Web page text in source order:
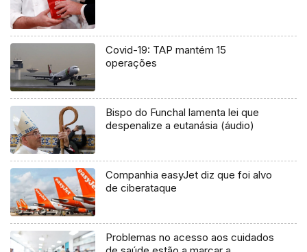
Covid-19: TAP mantém 15
operações
Bispo do Funchal lamenta lei que
despenalize a eutanásia (áudio)
Companhia easyJet diz que foi alvo
de ciberataque
Problemas no acesso aos cuidados